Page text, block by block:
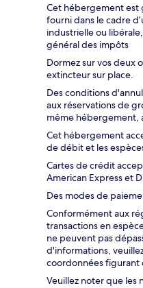
Cet hébergement est
fourni dans le cadre
industrielle ou
général des impôts
Dormez sur vos deux
extincteur sur place.
Des conditions
aux réservations de
même hébergement,
Cet hébergement
de débit et les
Cartes de crédit
American Express et
Des modes de
Conformément aux
transactions en
ne peuvent pas
d'informations,
coordonnées figurant
Veuillez noter que les